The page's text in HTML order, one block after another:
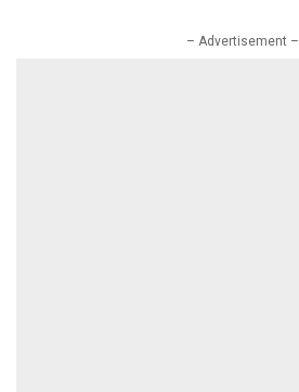
– Advertisement –